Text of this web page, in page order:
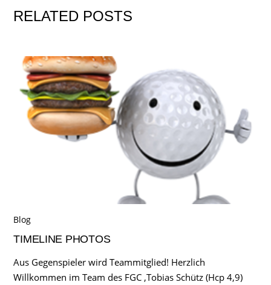
RELATED POSTS
Blog
TIMELINE PHOTOS
Aus Gegenspieler wird Teammitglied! Herzlich
Willkommen im Team des FGC ,Tobias Schütz (Hcp 4,9)